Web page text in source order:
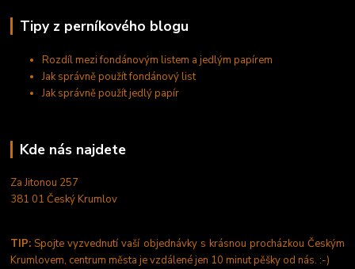
Tipy z perníkového blogu
Rozdíl mezi fondánovým listem a jedlým papírem
Jak správně použít fondánový list
Jak správně použít jedlý papír
Kde nás najdete
Za Jitonou 257
381 01 Český Krumlov
TIP: Spojte vyzvednutí vaší objednávky s krásnou procházkou Českým
Krumlovem, centrum města je vzdálené jen 10 minut pěšky od nás. :-)